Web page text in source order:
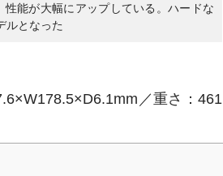
能が大幅にアップしている。ハードな
ルとなった
／重さ：461